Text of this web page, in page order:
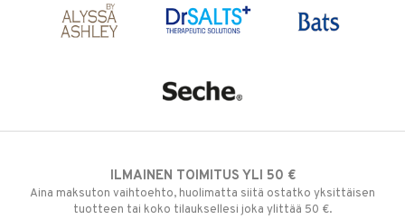
ILMAINEN TOIMITUS YLI 50 €
Aina maksuton vaihtoehto, huolimatta siitä ostatko yksittäisen
tuotteen tai koko tilauksellesi joka ylittää 50 €.